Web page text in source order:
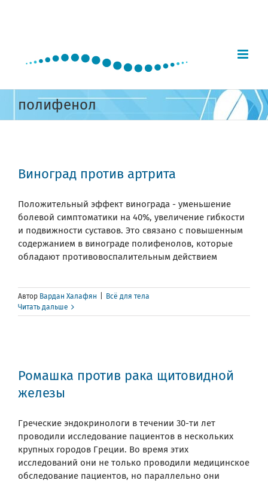
полифенол
Виноград против артрита
Положительный эффект винограда - уменьшение
болевой симптоматики на 40%, увеличение гибкости
и подвижности суставов. Это связано с повышенным
содержанием в винограде полифенолов, которые
обладают противовоспалительным действием
Автор Вардан Халафян
Всё для тела
Читать дальше
Ромашка против рака щитовидной
железы
Греческие эндокринологи в течении 30-ти лет
проводили исследование пациентов в нескольких
крупных городов Греции. Во время этих
исследований они не только проводили медицинское
обследование пациентов, но параллельно они